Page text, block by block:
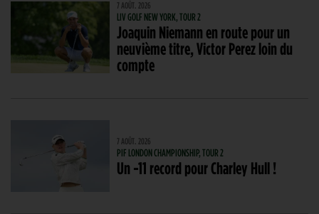
7 AOÛT. 2026
LIV GOLF NEW YORK, TOUR 2
Joaquin Niemann en route pour un
neuvième titre, Victor Perez loin du
compte
7 AOÛT. 2026
PIF LONDON CHAMPIONSHIP, TOUR 2
Un -11 record pour Charley Hull !